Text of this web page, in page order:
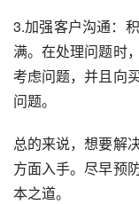
3.加强客户沟通：
满。在处理问题时
考虑问题，并且向
问题。
总的来说，想要解
方面入手。尽早预
本之道。